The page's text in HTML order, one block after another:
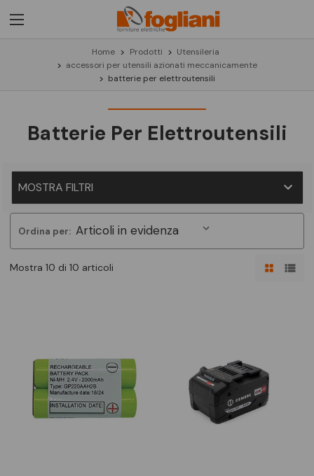
Home Prodotti
Utensileria
accessori per utensili azionati meccanicamente
batterie per elettroutensili
Batterie Per Elettroutensili
MOSTRA FILTRI
Mostra 10 di 10 articoli
Ordina per: